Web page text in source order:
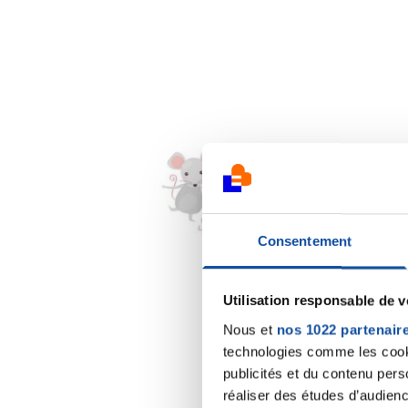
Consentement
Utilisation responsable de
Nous et nos 1022
technologies comme les
publicités et du contenu
réaliser des études